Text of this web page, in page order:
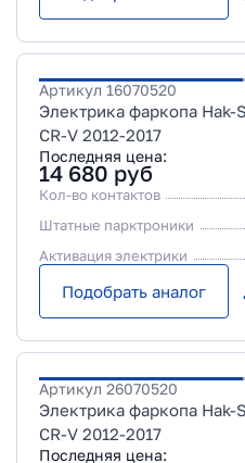
Артикул 16070520
Электрика фаркопа
CR-V 2012-2017
Последняя цена:
14 680 руб
Кол-во контактов
Штатные парктроники
Активация электрики
Подобрать аналог
Артикул 26070520
Электрика фаркопа
CR-V 2012-2017
Последняя цена: